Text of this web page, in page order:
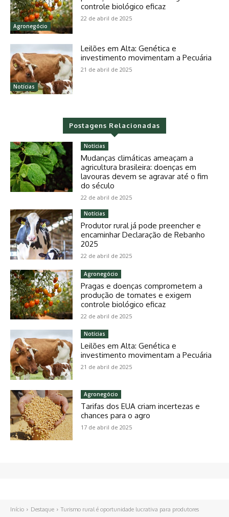
Agronegócio
controle biológico eficaz
22 de abril de 2025
Notícias
Leilões em Alta: Genética e
investimento movimentam a Pecuária
21 de abril de 2025
Postagens Relacionadas
Notícias
Mudanças climáticas ameaçam a
agricultura brasileira: doenças em
lavouras devem se agravar até o fim
do século
22 de abril de 2025
Notícias
Produtor rural já pode preencher e
encaminhar Declaração de Rebanho
2025
22 de abril de 2025
Agronegócio
Pragas e doenças comprometem a
produção de tomates e exigem
controle biológico eficaz
22 de abril de 2025
Notícias
Leilões em Alta: Genética e
investimento movimentam a Pecuária
21 de abril de 2025
Agronegócio
Tarifas dos EUA criam incertezas e
chances para o agro
17 de abril de 2025